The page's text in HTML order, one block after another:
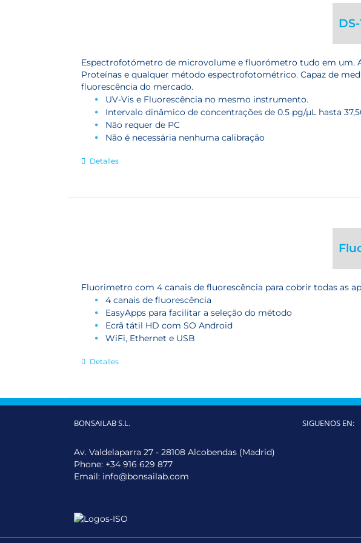
DS-
Espectrofotómetro de microvolume e fluorómetro tudo em um.
Proteínas e qualquer método espectrofotométrico. Capaz de
fluorescência do mercado.
UV-Vis e Fluorescência no mesmo instrumento.
Intervalo dinâmico de concentrações de 0.5 pg/µL hasta
Não requer de PC
Não é necessária nenhuma calibração
Detalles
Fluorimetro com 4 canais de fluorescência para cobrir todas as
4 canais de fluorescência
EasyApps para facilitar a seleção do método
Ecrã tátil HD com SO Android
WiFi, Ethernet e USB
Detalles
BONSAILAB S.L.
Av. Valdelaparra 27 - 28108 Alcobendas (Madrid)
Phone: +34 916 629 877
Email: info@bonsailab.com
SIGUENOS EN: